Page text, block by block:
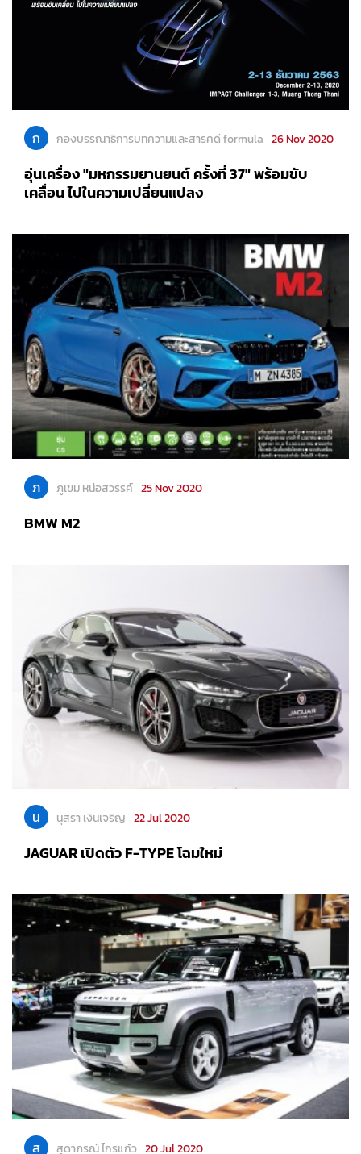
ก กองบรรณาธิการบทความและสารคดี formula 26 Nov 2020
อุ่นเครื่อง "มหกรรมยานยนต์ ครั้งที่ 37" พร้อมขับ
เคลื่อน ไปในความเปลี่ยนแปลง
ภ ภูเขม หน่อสวรรค์ 25 Nov 2020
BMW M2
น นุสรา เงินเจริญ 22 Jul 2020
JAGUAR เปิดตัว F-TYPE โฉมใหม่
ส สุดาภรณ์ ไกรแก้ว 20 Jul 2020